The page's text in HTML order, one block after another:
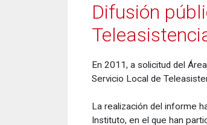
Difusión
En 2011, a solicitud del
Servicio Local de
La realización del informe
Instituto, en el que han